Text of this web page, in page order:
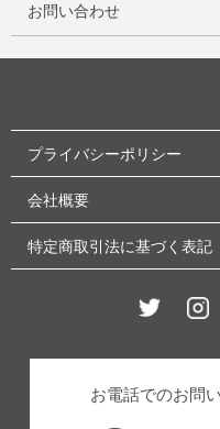
お問い合わせ
プライバシーポリシー
会社概要
特定商取引法に基づく表記
お電話でのお問